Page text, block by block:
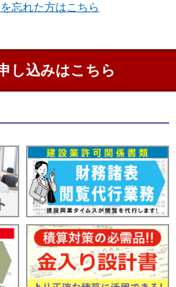
忘れた方はこちら
し込みはこちら